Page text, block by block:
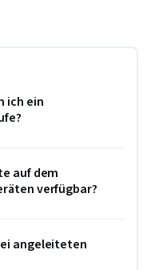
ich ein
auf dem
verfügbar?
angeleiteten